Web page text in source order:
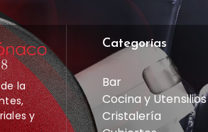
la
y
Categorías
Bar
Cocina y Utensilios
Cristalería